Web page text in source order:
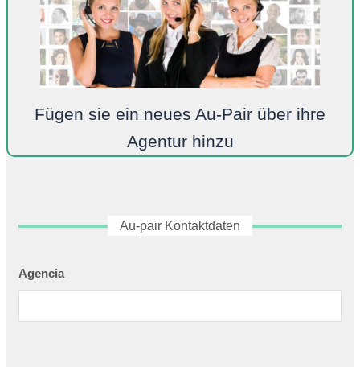
Fügen sie ein neues Au-Pair über ihre
Agentur hinzu
Au-pair Kontaktdaten
Agencia